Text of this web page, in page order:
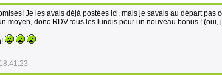
Je les avais déjà postées ici, mais je savais au départ pas
moyen, donc RDV tous les lundis pour un nouveau bonus !